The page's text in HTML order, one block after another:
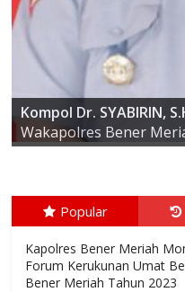
AKBP ARIS CAI DWI
Kapolres Bener Meriah
Kompol Dr. SYABIRIN,
Wakapolres Bener
Popular
Kapolres Bener Meriah
Forum Kerukunan Umat
Bener Meriah Tahun 2023